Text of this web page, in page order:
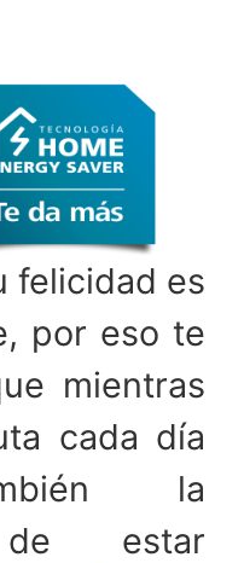
felicidad es
por eso te
mientras
cada día
la
de estar